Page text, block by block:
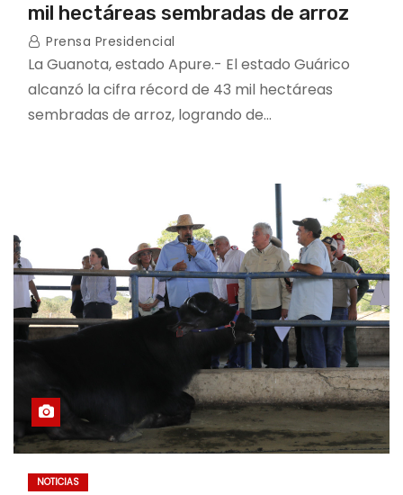
mil hectáreas sembradas de arroz
Prensa Presidencial
La Guanota, estado Apure.- El estado Guárico
alcanzó la cifra récord de 43 mil hectáreas
sembradas de arroz, logrando de…
NOTICIAS